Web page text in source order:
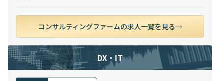
コンサルティングファームの求人一覧を見る
DX・IT